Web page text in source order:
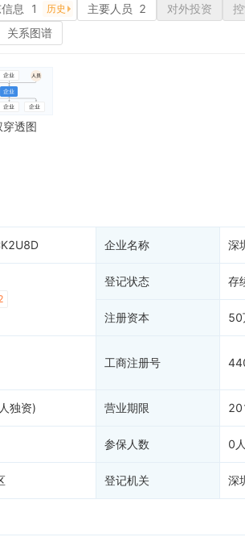
或有债务债权
注销备案
融资历史
息 1 历史 主要人员 2 对外投资
关系图谱
穿透图
企业名称 深
登记状态 存
注册资本 50
工商注册号
独资) 营业期限
参保人数 0人
登记机关 深